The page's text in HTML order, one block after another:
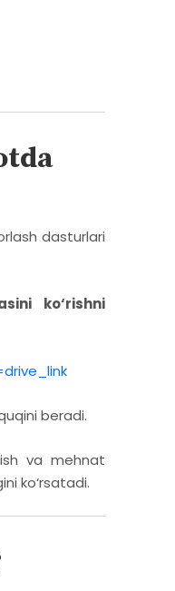
dasturlari
ko‘rishni
beradi.
va mehnat
ko‘rsatadi.